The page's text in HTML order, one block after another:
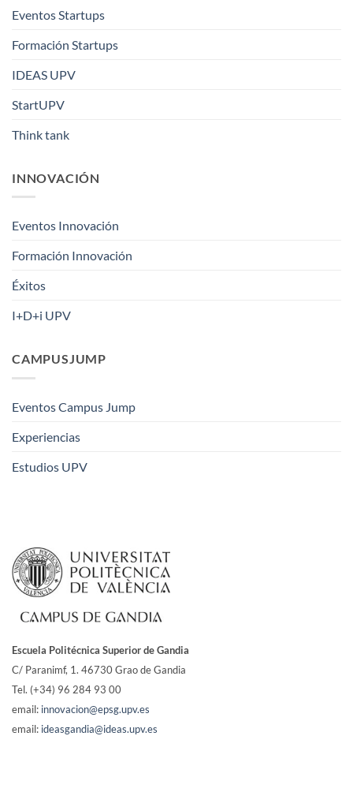
Eventos Startups
Formación Startups
IDEAS UPV
StartUPV
Think tank
INNOVACIÓN
Eventos Innovación
Formación Innovación
Éxitos
I+D+i UPV
CAMPUSJUMP
Eventos Campus Jump
Experiencias
Estudios UPV
Escuela Politécnica Superior de Gandia
C/ Paranimf, 1. 46730 Grao de Gandia
Tel. (+34) 96 284 93 00
email: innovacion@epsg.upv.es
email: ideasgandia@ideas.upv.es